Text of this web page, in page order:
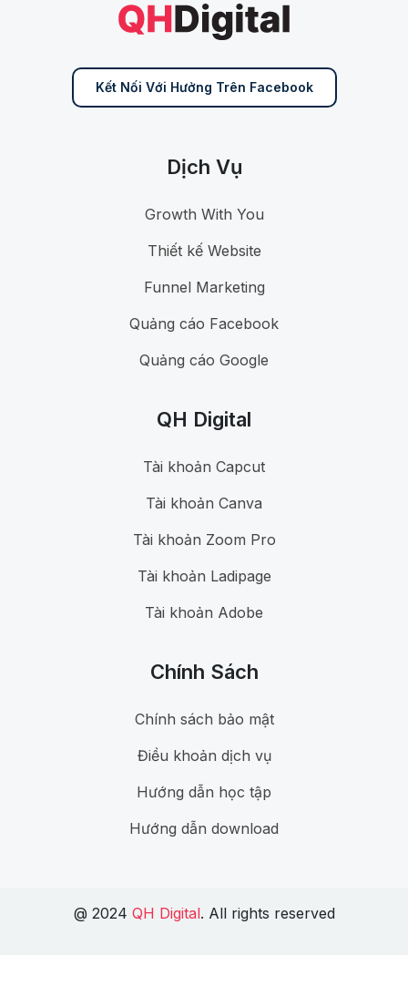
Kết Nối Với Hưởng Trên Facebook
Dịch Vụ
Growth With You
Thiết kế Website
Funnel Marketing
Quảng cáo Facebook
Quảng cáo Google
QH Digital
Tài khoản Capcut
Tài khoản Canva
Tài khoản Zoom Pro
Tài khoản Ladipage
Tài khoản Adobe
Chính Sách
Chính sách bảo mật
Điều khoản dịch vụ
Hướng dẫn học tập
Hướng dẫn download
@ 2024 QH Digital. All rights reserved